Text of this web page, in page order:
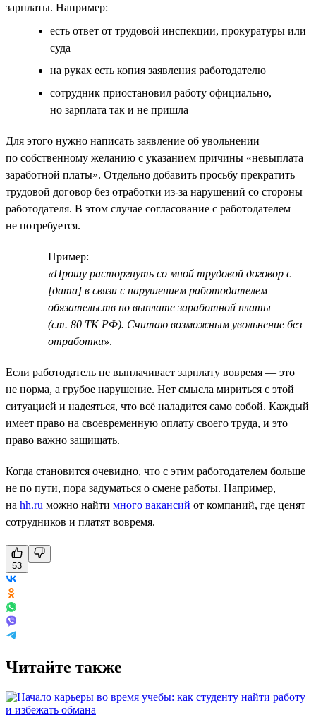
зарплаты. Например:
есть ответ от трудовой инспекции, прокуратуры или
суда
на руках есть копия заявления работодателю
сотрудник приостановил работу официально,
но зарплата так и не пришла
Для этого нужно написать заявление об увольнении
по собственному желанию с указанием причины «невыплата
заработной платы». Отдельно добавить просьбу прекратить
трудовой договор без отработки из-за нарушений со стороны
работодателя. В этом случае согласование с работодателем
не потребуется.
Пример:
«Прошу расторгнуть со мной трудовой договор с
[дата] в связи с нарушением работодателем
обязательств по выплате заработной платы
(ст. 80 ТК РФ). Считаю возможным увольнение без
отработки».
Если работодатель не выплачивает зарплату вовремя — это
не норма, а грубое нарушение. Нет смысла мириться с этой
ситуацией и надеяться, что всё наладится само собой. Каждый
имеет право на своевременную оплату своего труда, и это
право важно защищать.
Когда становится очевидно, что с этим работодателем больше
не по пути, пора задуматься о смене работы. Например,
на hh.ru можно найти много вакансий от компаний, где ценят
сотрудников и платят вовремя.
53
Читайте также